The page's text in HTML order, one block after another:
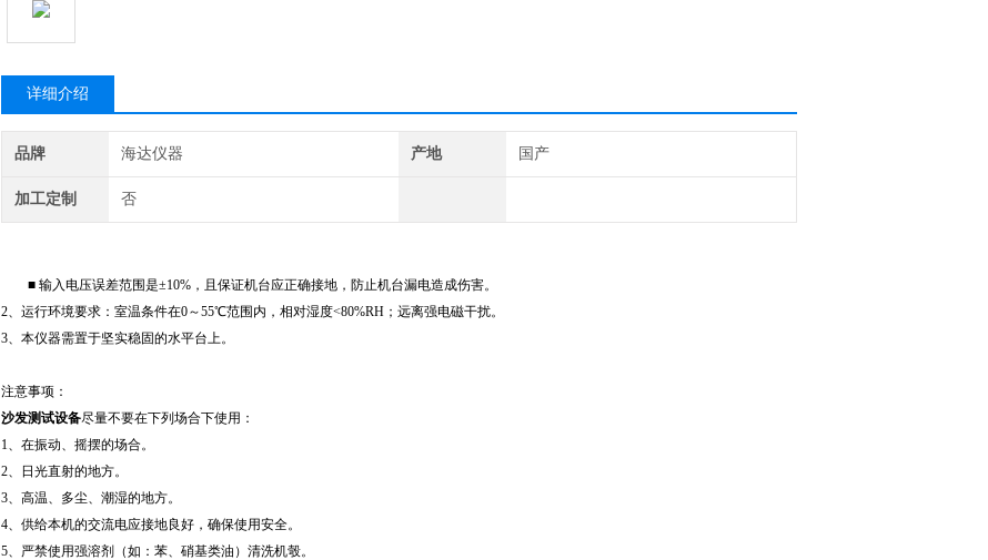
详细介绍
品牌 海达仪器 产地 国产
加工定制 否
■ 输入电压误差范围是±10%，且保证机台应正确接地，防止机台漏电造成伤害。
2、运行环境要求：室温条件在0～55℃范围内，相对湿度<80%RH；远离强电磁干扰。
3、本仪器需置于坚实稳固的水平台上。
注意事项：
沙发测试设备尽量不要在下列场合下使用：
1、在振动、摇摆的场合。
2、日光直射的地方。
3、高温、多尘、潮湿的地方。
4、供给本机的交流电应接地良好，确保使用安全。
5、严禁使用强溶剂（如：苯、硝基类油）清洗机彀。